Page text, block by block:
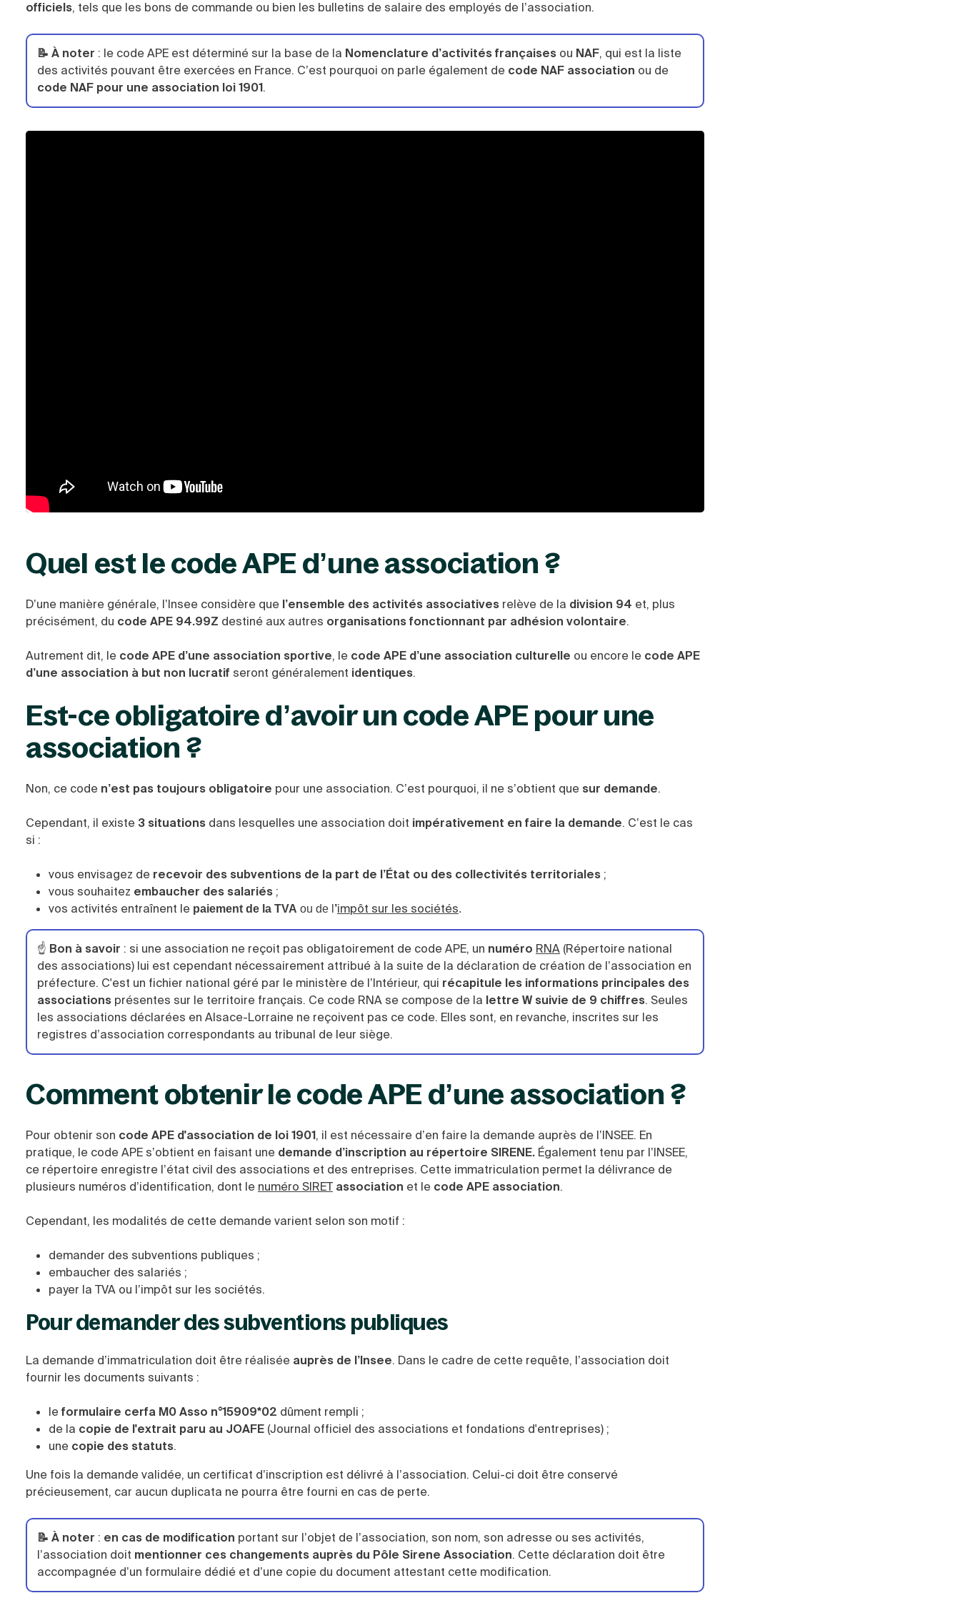
officiels, tels que les bons de commande ou bien les bulletins de salaire des employés de l’association.
📝 À noter : le code APE est déterminé sur la base de la Nomenclature d’activités françaises ou NAF, qui est la liste
des activités pouvant être exercées en France. C’est pourquoi on parle également de code NAF association ou de
code NAF pour une association loi 1901.
Quel est le code APE d’une association ?
D’une manière générale, l’Insee considère que l’ensemble des activités associatives relève de la division 94 et, plus
précisément, du code APE 94.99Z destiné aux autres organisations fonctionnant par adhésion volontaire.
Autrement dit, le code APE d’une association sportive, le code APE d’une association culturelle ou encore le code APE
d’une association à but non lucratif seront généralement identiques.
Est-ce obligatoire d’avoir un code APE pour une
association ?
Non, ce code n’est pas toujours obligatoire pour une association. C’est pourquoi, il ne s’obtient que sur demande.
Cependant, il existe 3 situations dans lesquelles une association doit impérativement en faire la demande. C’est le cas
si :
vous envisagez de recevoir des subventions de la part de l’État ou des collectivités territoriales ;
vous souhaitez embaucher des salariés ;
vos activités entraînent le paiement de la TVA ou de l ’impôt sur les sociétés.
☝️ Bon à savoir : si une association ne reçoit pas obligatoirement de code APE, un numéro RNA (Répertoire national
des associations) lui est cependant nécessairement attribué à la suite de la déclaration de création de l’association en
préfecture. C'est un fichier national géré par le ministère de l’Intérieur, qui récapitule les informations principales des
associations présentes sur le territoire français. Ce code RNA se compose de la lettre W suivie de 9 chiffres. Seules
les associations déclarées en Alsace-Lorraine ne reçoivent pas ce code. Elles sont, en revanche, inscrites sur les
registres d’association correspondants au tribunal de leur siège.
Comment obtenir le code APE d’une association ?
Pour obtenir son code APE d'association de loi 1901, il est nécessaire d’en faire la demande auprès de l’INSEE. En
pratique, le code APE s’obtient en faisant une demande d’inscription au répertoire SIRENE. Également tenu par l’INSEE,
ce répertoire enregistre l’état civil des associations et des entreprises. Cette immatriculation permet la délivrance de
plusieurs numéros d’identification, dont le numéro SIRET association et le code APE association.
Cependant, les modalités de cette demande varient selon son motif :
demander des subventions publiques ;
embaucher des salariés ;
payer la TVA ou l’impôt sur les sociétés.
Pour demander des subventions publiques
La demande d’immatriculation doit être réalisée auprès de l’Insee. Dans le cadre de cette requête, l’association doit
fournir les documents suivants :
leformulaire cerfa M0 Asso n°15909*02 dûment rempli ;
de la copie de l'extrait paru au JOAFE (Journal officiel des associations et fondations d'entreprises) ;
une copie des statuts.
Une fois la demande validée, un certificat d’inscription est délivré à l’association. Celui-ci doit être conservé
précieusement, car aucun duplicata ne pourra être fourni en cas de perte.
📝 À noter : en cas de modification portant sur l’objet de l’association, son nom, son adresse ou ses activités,
l’association doit mentionner ces changements auprès du Pôle Sirene Association. Cette déclaration doit être
accompagnée d’un formulaire dédié et d’une copie du document attestant cette modification.